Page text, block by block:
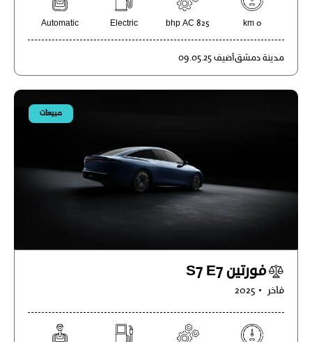
0 km
825 bhp AC
Electric
Automatic
مدينة دمشقأضيف 09.05.25
مبيعات
فورتين S7 E7
فاخر 2025